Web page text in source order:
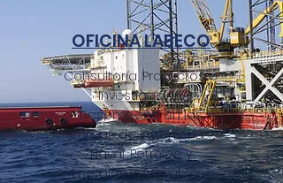
OFICINA LABECO
Consultoría, Proyectos e
Investigación.
Desempeño en las
áreas de Ingeniería
Naval, Petróleo y
Energías Renovables.